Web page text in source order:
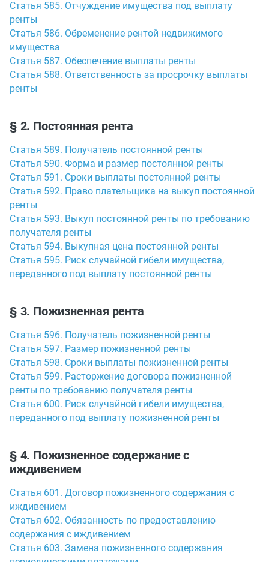
Статья 585. Отчуждение имущества под выплату
ренты
Статья 586. Обременение рентой недвижимого
имущества
Статья 587. Обеспечение выплаты ренты
Статья 588. Ответственность за просрочку выплаты
ренты
§ 2. Постоянная рента
Статья 589. Получатель постоянной ренты
Статья 590. Форма и размер постоянной ренты
Статья 591. Сроки выплаты постоянной ренты
Статья 592. Право плательщика на выкуп постоянной
ренты
Статья 593. Выкуп постоянной ренты по требованию
получателя ренты
Статья 594. Выкупная цена постоянной ренты
Статья 595. Риск случайной гибели имущества,
переданного под выплату постоянной ренты
§ 3. Пожизненная рента
Статья 596. Получатель пожизненной ренты
Статья 597. Размер пожизненной ренты
Статья 598. Сроки выплаты пожизненной ренты
Статья 599. Расторжение договора пожизненной
ренты по требованию получателя ренты
Статья 600. Риск случайной гибели имущества,
переданного под выплату пожизненной ренты
§ 4. Пожизненное содержание с
иждивением
Статья 601. Договор пожизненного содержания с
иждивением
Статья 602. Обязанность по предоставлению
содержания с иждивением
Статья 603. Замена пожизненного содержания